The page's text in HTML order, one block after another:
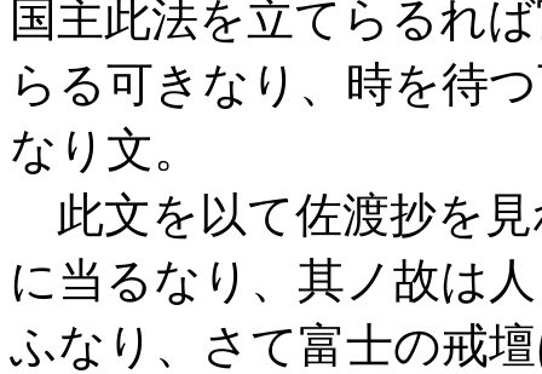
国主此法を立てらるれ
らる可きなり、時を待
なり文。
此文を以て佐渡抄を
に当るなり、其ノ故は
ふなり、さて富士の戒